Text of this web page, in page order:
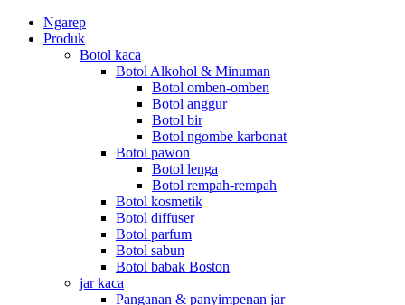
Ngarep
Produk
Botol kaca
Botol Alkohol & Minuman
Botol omben-omben
Botol anggur
Botol bir
Botol ngombe karbonat
Botol pawon
Botol lenga
Botol rempah-rempah
Botol kosmetik
Botol diffuser
Botol parfum
Botol sabun
Botol babak Boston
jar kaca
Panganan & panyimpenan jar